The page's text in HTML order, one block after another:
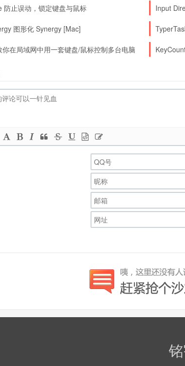
防止误动，锁定键盘与鼠标 Input
图形化 Synergy [Mac]
在局域网中用一套键盘/鼠标控制多台电脑